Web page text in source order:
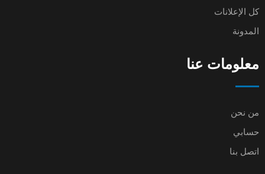
كل الإعلانات
المدونة
معلومات عنا
من نحن
حسابي
اتصل بنا